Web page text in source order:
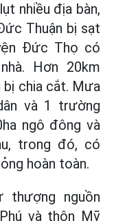
nhiều địa bàn,
Thuận bị sạt
Đức Thọ có
Hơn 20km
chia cắt. Mưa
và 1 trường
ngô đông và
trong đó, có
hoàn toàn.
thượng nguồn
và thôn Mỹ